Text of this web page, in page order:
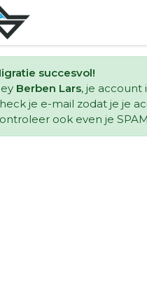
succesvol!
Berben Lars, je account
je e-mail zodat je je
ook even je